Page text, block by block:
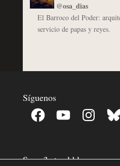
@osa_dias
El Barroco del Poder:
servicio de papas y reyes.
Síguenos
Facebook YouTube Instagram
Suscríbete al blog por